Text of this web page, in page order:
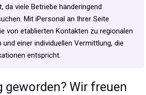
da viele Betriebe händeringend
Mit iPersonal an Ihrer Seite
von etablierten Kontakten zu regionalen
und einer individuellen Vermittlung, die
entspricht.
geworden? Wir freuen